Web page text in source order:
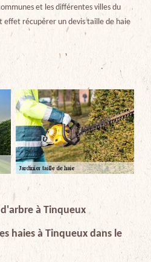
et les différentes villes du
effet récupérer un devis taille de haie
à Tinqueux
haies à Tinqueux dans le